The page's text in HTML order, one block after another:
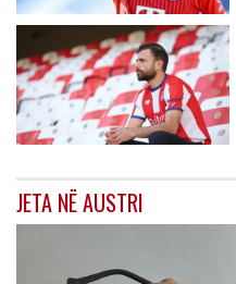
JETA NË AUSTRI